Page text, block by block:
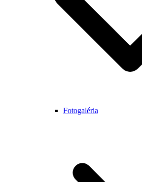
Fotogaléria